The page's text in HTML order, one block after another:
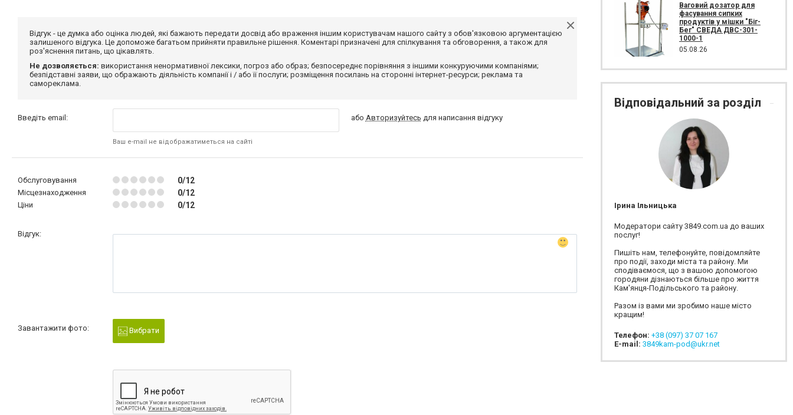
Відгук - це думка або оцінка людей, які бажають передати досвід або враження іншим користувачам нашого сайту з обов'язковою аргументацією
залишеного відгука. Це допоможе багатьом прийняти правильне рішення. Коментарі призначені для спілкування та обговорення, а також для
роз'яснення питань, що цікавлять.
Не дозволяється: використання ненормативної лексики, погроз або образ; безпосереднє порівняння з іншими конкуруючими компаніями;
безпідставні заяви, що ображають діяльність компанії і / або її послуги; розміщення посилань на сторонні інтернет-ресурси; реклама та
самореклама.
Введіть email:
Ваш e-mail не відображатиметься на сайті
або Авторизуйтесь для написання відгуку
Обслуговування 0/12
Місцезнаходження 0/12
Ціни 0/12
Відгук:
Завантажити фото: Вибрати
Ваговий дозатор для
фасування сипких
продуктів у мішки "Біг-
Бег" СВЕДА ДВС-301-
1000-1
05.08.26
Відповідальний за розділ
Ірина Ільницька
Модератори сайту 3849.com.ua до ваших
послуг!
Пишіть нам, телефонуйте, повідомляйте
про події, заходи міста та району. Ми
сподіваємося, що з вашою допомогою
городяни дізнаються більше про життя
Кам'янця-Подільського та району.
Разом із вами ми зробимо наше місто
кращим!
Телефон: +38 (097) 37 07 167
E-mail: 3849kam-pod@ukr.net